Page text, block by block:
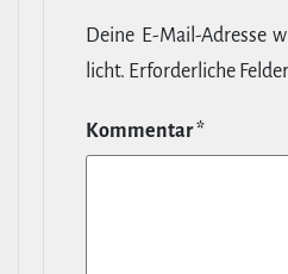
Deine E‑Mail-​Adresse
licht. Erfor­der­liche
Kommentar*